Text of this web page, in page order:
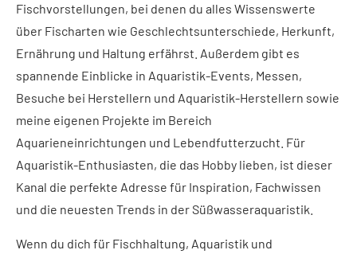
Fischvorstellungen, bei denen du alles Wissenswerte
über Fischarten wie Geschlechtsunterschiede, Herkunft,
Ernährung und Haltung erfährst. Außerdem gibt es
spannende Einblicke in Aquaristik-Events, Messen,
Besuche bei Herstellern und Aquaristik-Herstellern sowie
meine eigenen Projekte im Bereich
Aquarieneinrichtungen und Lebendfutterzucht. Für
Aquaristik-Enthusiasten, die das Hobby lieben, ist dieser
Kanal die perfekte Adresse für Inspiration, Fachwissen
und die neuesten Trends in der Süßwasseraquaristik.
Wenn du dich für Fischhaltung, Aquaristik und